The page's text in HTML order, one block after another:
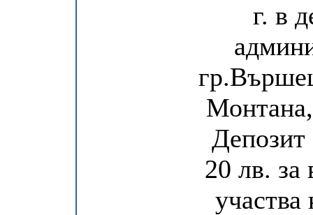
г. в
Депозит
20 лв. за
участва